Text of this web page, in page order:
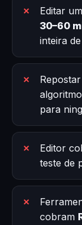
Editar
30–60
inteira
algoritmo
para
Editor
teste de
cobram